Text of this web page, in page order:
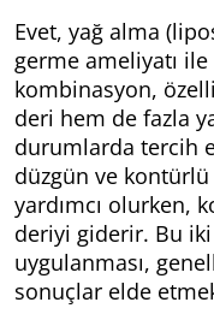
Evet, yağ alma
germe ameliyatı
kombinasyon,
deri hem de fazla
durumlarda tercih
düzgün ve
yardımcı olurken,
deriyi giderir. Bu
uygulanması,
sonuçlar elde